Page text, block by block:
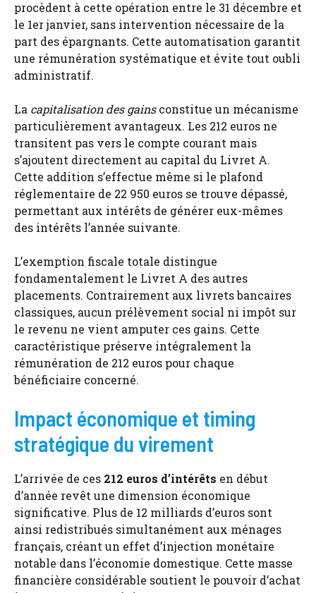
procèdent à cette opération entre le 31 décembre et
le 1er janvier, sans intervention nécessaire de la
part des épargnants. Cette automatisation garantit
une rémunération systématique et évite tout oubli
administratif.
La capitalisation des gainsconstitue un mécanisme
particulièrement avantageux. Les 212 euros ne
transitent pas vers le compte courant mais
s’ajoutent directement au capital du Livret A.
Cette addition s’effectue même si le plafond
réglementaire de 22 950 euros se trouve dépassé,
permettant aux intérêts de générer eux-mêmes
des intérêts l’année suivante.
L’exemption fiscale totale distingue
fondamentalement le Livret A des autres
placements. Contrairement aux livrets bancaires
classiques, aucun prélèvement social ni impôt sur
le revenu ne vient amputer ces gains. Cette
caractéristique préserve intégralement la
rémunération de 212 euros pour chaque
bénéficiaire concerné.
Impact économique et timing
stratégique du virement
L’arrivée de ces 212 euros d’intérêts en début
d’année revêt une dimension économique
significative. Plus de 12 milliards d’euros sont
ainsi redistribués simultanément aux ménages
français, créant un effet d’injection monétaire
notable dans l’économie domestique. Cette masse
financière considérable soutient le pouvoir d’achat